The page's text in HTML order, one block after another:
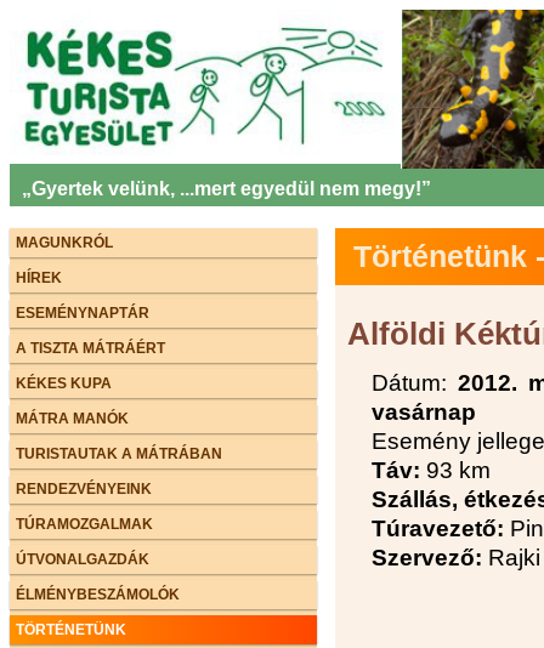
„Gyertek velünk, ...mert egyedül nem megy!”
MAGUNKRÓL
HÍREK
ESEMÉNYNAPTÁR
A TISZTA MÁTRÁÉRT
KÉKES KUPA
MÁTRA MANÓK
TURISTAUTAK A MÁTRÁBAN
RENDEZVÉNYEINK
TÚRAMOZGALMAK
ÚTVONALGAZDÁK
ÉLMÉNYBESZÁMOLÓK
TÖRTÉNETÜNK
Történetünk
Alföldi
Dátum: 2012.
vasárnap
Esemény
Táv: 93 km
Szállás,
Túravezető:
Szervező: